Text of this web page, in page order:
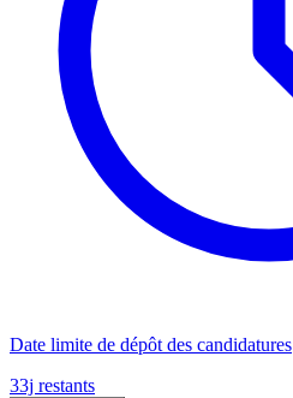
Date limite de dépôt des candidatures
33j restants